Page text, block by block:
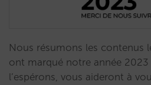
Nous résumons les contenus
ont marqué notre année
l’espérons, vous aideront à